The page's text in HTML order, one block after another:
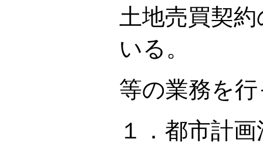
土地売買契
いる。
等の業務を
１．都市計